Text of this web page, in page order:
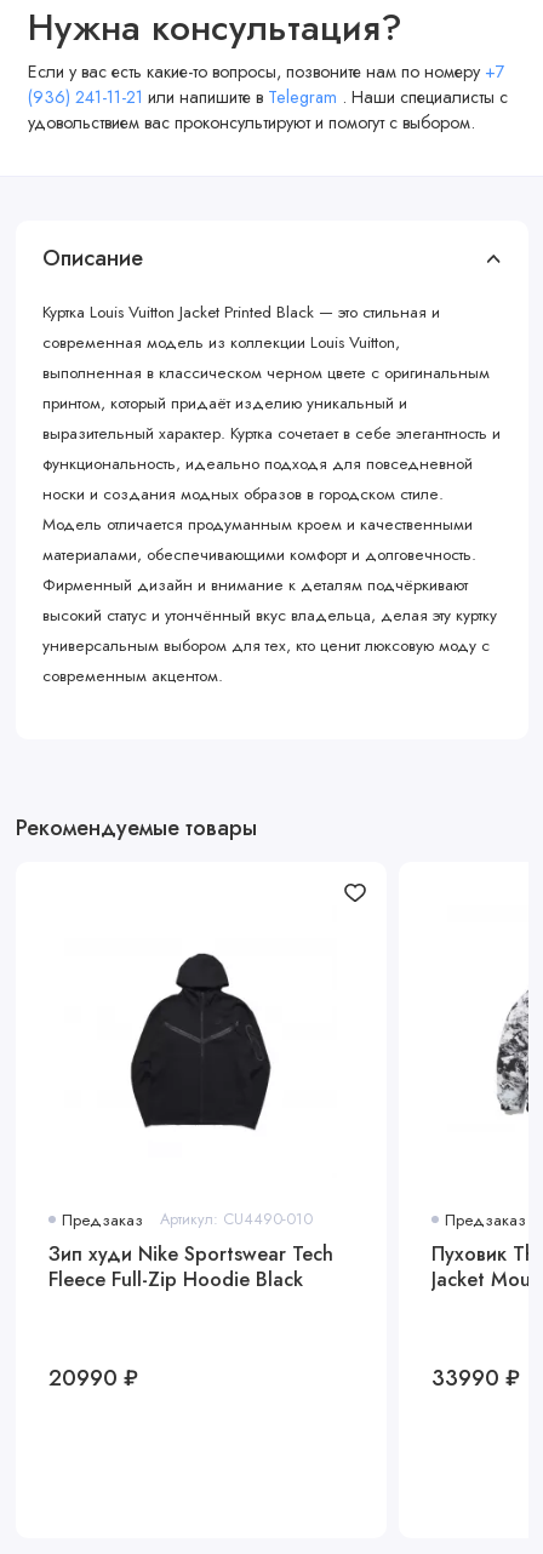
Нужна консультация?
Если у вас есть какие-то вопросы, позвоните нам по номеру +7
(936) 241-11-21 или напишите в Telegram . Наши специалисты с
удовольствием вас проконсультируют и помогут с выбором.
Описание
Куртка Louis Vuitton Jacket Printed Black — это стильная и
современная модель из коллекции Louis Vuitton,
выполненная в классическом черном цвете с оригинальным
принтом, который придаёт изделию уникальный и
выразительный характер. Куртка сочетает в себе элегантность и
функциональность, идеально подходя для повседневной
носки и создания модных образов в городском стиле.
Модель отличается продуманным кроем и качественными
материалами, обеспечивающими комфорт и долговечность.
Фирменный дизайн и внимание к деталям подчёркивают
высокий статус и утончённый вкус владельца, делая эту куртку
универсальным выбором для тех, кто ценит люксовую моду с
современным акцентом.
Рекомендуемые товары
Предзаказ Артикул: CU4490-010
Зип худи Nike Sportswear Tech
Fleece Full-Zip Hoodie Black
20990 ₽
Предзаказ
Пуховик
Jacket
33990 ₽